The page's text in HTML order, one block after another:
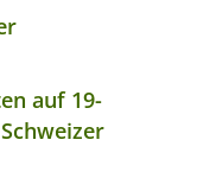
auf 19-